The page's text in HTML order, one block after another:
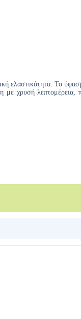
ελαστικότητα. Το
χρυσή λεπτομέρεια,